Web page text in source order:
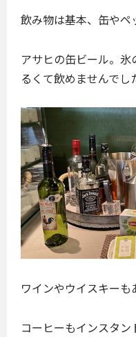
飲み物は基本、缶やペ
アサヒの缶ビール。
るくて飲めませんでし
ワインやウイスキーも
コーヒーもインスタ